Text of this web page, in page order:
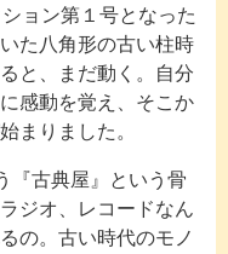
ョン第１号となった
た八角形の古い柱時
と、まだ動く。自分
感動を覚え、そこか
まりました。
『古典屋』という骨
ジオ、レコードなん
の。古い時代のモノ